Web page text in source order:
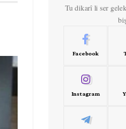
Tu dikarî li ser
Facebook
Instagram